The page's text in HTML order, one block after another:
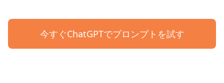
今すぐChatGPTでプロンプトを試す